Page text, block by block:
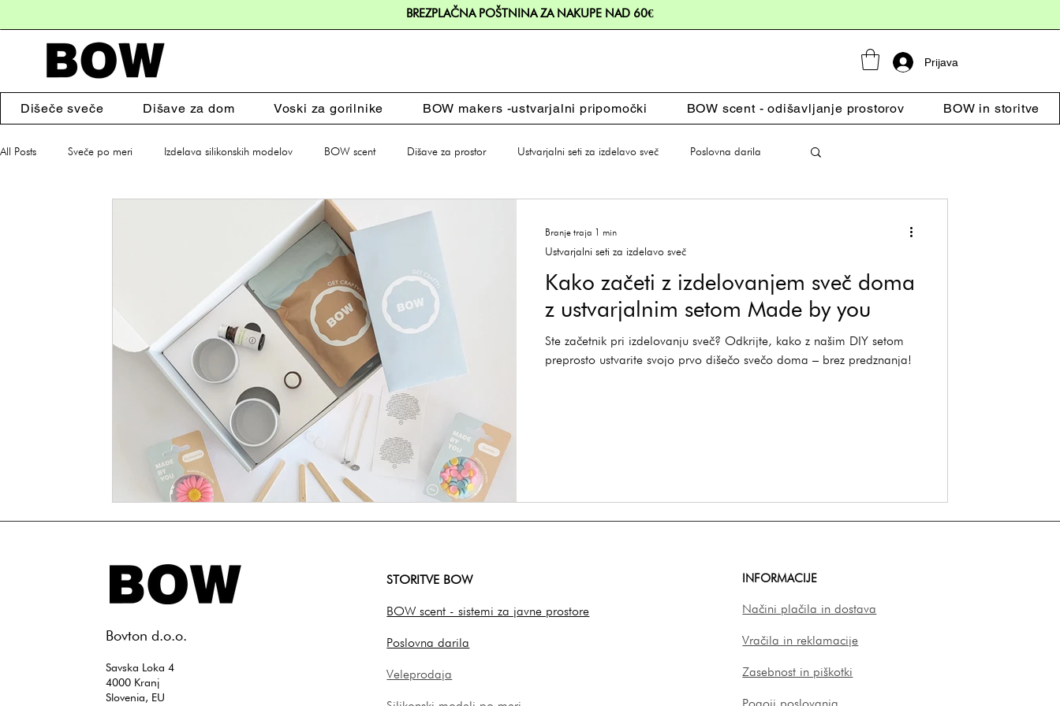
BREZPLAČNA POŠTNINA ZA NAKUPE NAD 60€
Prijava
Dišeče sveče Dišave za dom Voski za gorilnike BOW makers -ustvarjalni pripomočki BOW scent - odišavljanje prostorov BOW in storitve
All Posts Sveče po meri Izdelava silikonskih modelov BOW scent Dišave za prostor Ustvarjalni seti za izdelavo sveč Poslovna darila
Kako začeti z izdelovanjem sveč doma
z ustvarjalnim setom Made by you
Ste začetnik pri izdelovanju sveč? Odkrijte, kako z našim DIY setom
preprosto ustvarite svojo prvo dišečo svečo doma – brez predznanja!
Ustvarjalni seti za izdelavo sveč
Branje traja 1 min
​Bovton d.o.o.
Savska Loka 4
4000 Kranj
Slovenia, EU
STORITVE BOW
BOW scent - sistemi za javne prostore
Poslovna darila
Veleprodaja
INFORMACIJE
Načini plačila in dostava
Vračila in reklamacije
Zasebnost in piškotki